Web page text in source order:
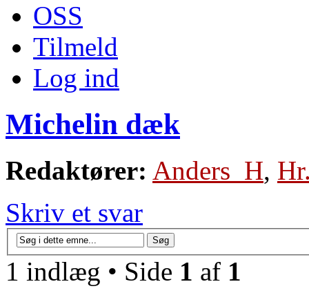
OSS
Tilmeld
Log ind
Michelin dæk
Redaktører: Anders_H,
Skriv et svar
1 indlæg • Side 1 af 1